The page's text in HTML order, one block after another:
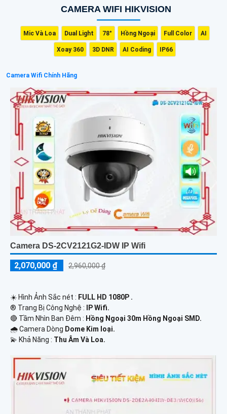
CAMERA WIFI HIKVISION
Mic Và Loa Dual Light 78° Hồng Ngoại Full Color AI
Xoay 360 3D DNR AI Coding IP66
Camera Wifi Chính Hãng
Camera DS-2CV2121G2-IDW IP Wifi
2,070,000 ₫ 2,960,000 ₫
☀️ Hình Ảnh Sắc nét : FULL HD 1080P .
®️ Trang Bị Công Nghệ :
IP Wifi.
🔴 Tầm Nhìn Ban Đêm : Hồng Ngoại 30m Hồng Ngoại SMD.
🌧️ Camera Dòng Dome Kim loại.
️💫 Khả Năng : Thu Âm Và Loa.